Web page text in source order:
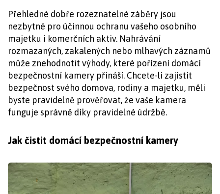
Přehledné dobře rozeznatelné záběry jsou
nezbytné pro účinnou ochranu vašeho osobního
majetku i komerčních aktiv. Nahrávání
rozmazaných, zakalených nebo mlhavých záznamů
může znehodnotit výhody, které pořízení domácí
bezpečnostní kamery přináší. Chcete-li zajistit
bezpečnost svého domova, rodiny a majetku, měli
byste pravidelně prověřovat, že vaše kamera
funguje správně díky pravidelné údržbě.
Jak čistit domácí bezpečnostní kamery